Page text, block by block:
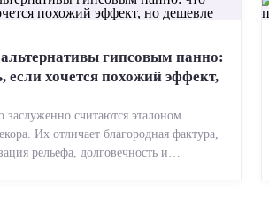
гипсовым панно:
если хочется похожий эффект,
заслуженно считаются эталоном
Их отличает благородная фактура,
рельефа, долговечность и